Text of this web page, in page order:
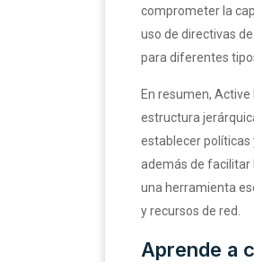
comprometer la
uso de directivas
para diferentes
En resumen,
estructura
establecer políticas
además de facilitar
una herramienta
y recursos de red.
Aprende a